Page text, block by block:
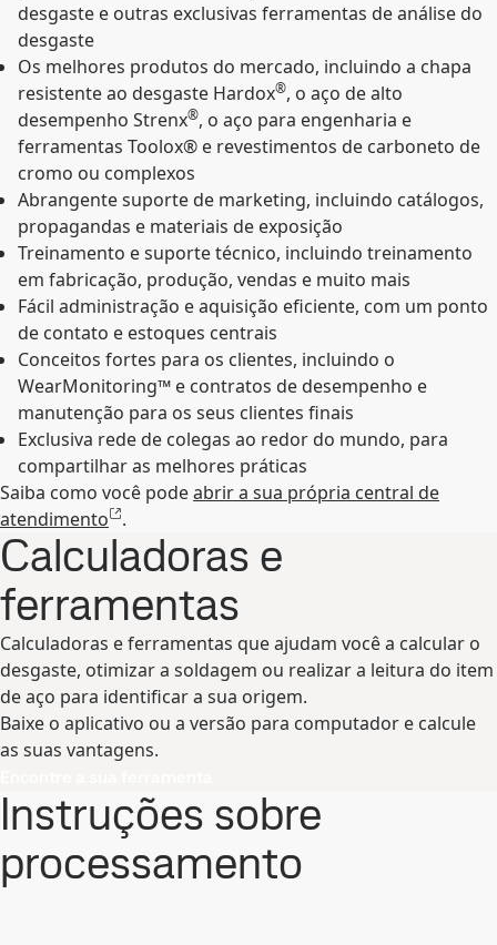
desgaste e outras exclusivas ferramentas de análise do
desgaste
Os melhores produtos do mercado, incluindo a chapa
resistente ao desgaste Hardox®, o aço de alto
desempenho Strenx®, o aço para engenharia e
ferramentas Toolox® e revestimentos de carboneto de
cromo ou complexos
Abrangente suporte de marketing, incluindo catálogos,
propagandas e materiais de exposição
Treinamento e suporte técnico, incluindo treinamento
em fabricação, produção, vendas e muito mais
Fácil administração e aquisição eficiente, com um ponto
de contato e estoques centrais
Conceitos fortes para os clientes, incluindo o
WearMonitoring™ e contratos de desempenho e
manutenção para os seus clientes finais
Exclusiva rede de colegas ao redor do mundo, para
compartilhar as melhores práticas
Saiba como você podeabrir a sua própria central de
atendimento
.
Calculadoras e
ferramentas
Calculadoras e ferramentas que ajudam você a calcular o
desgaste, otimizar a soldagem ou realizar a leitura do item
de aço para identificar a sua origem.
Baixe o aplicativo ou a versão para computador e calcule
as suas vantagens.
Instruções sobre
processamento